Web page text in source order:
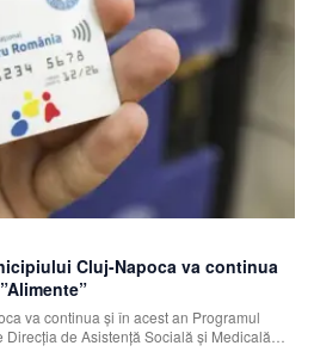
Cluj-Napoca va continua
va continua și în acest an Programul
Direcția de Asistență Socială și Medicală